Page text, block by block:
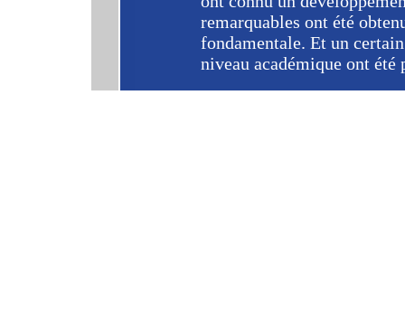
remarquables ont été
fondamentale. Et un
niveau académique ont été